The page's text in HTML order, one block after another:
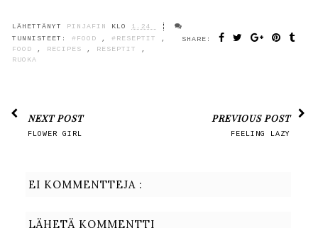
LÄHETTÄNYT PINJAFIN KLO 1.24
SHARE:
TUNNISTEET: #FOOD , #RESEPTIT
,
FOOD
, RECIPES , RESEPTIT
,
RUOKA
NEXT POST
FLOWER GIRL
PREVIOUS POST
FEELING LAZY
EI KOMMENTTEJA :
LÄHETÄ KOMMENTTI